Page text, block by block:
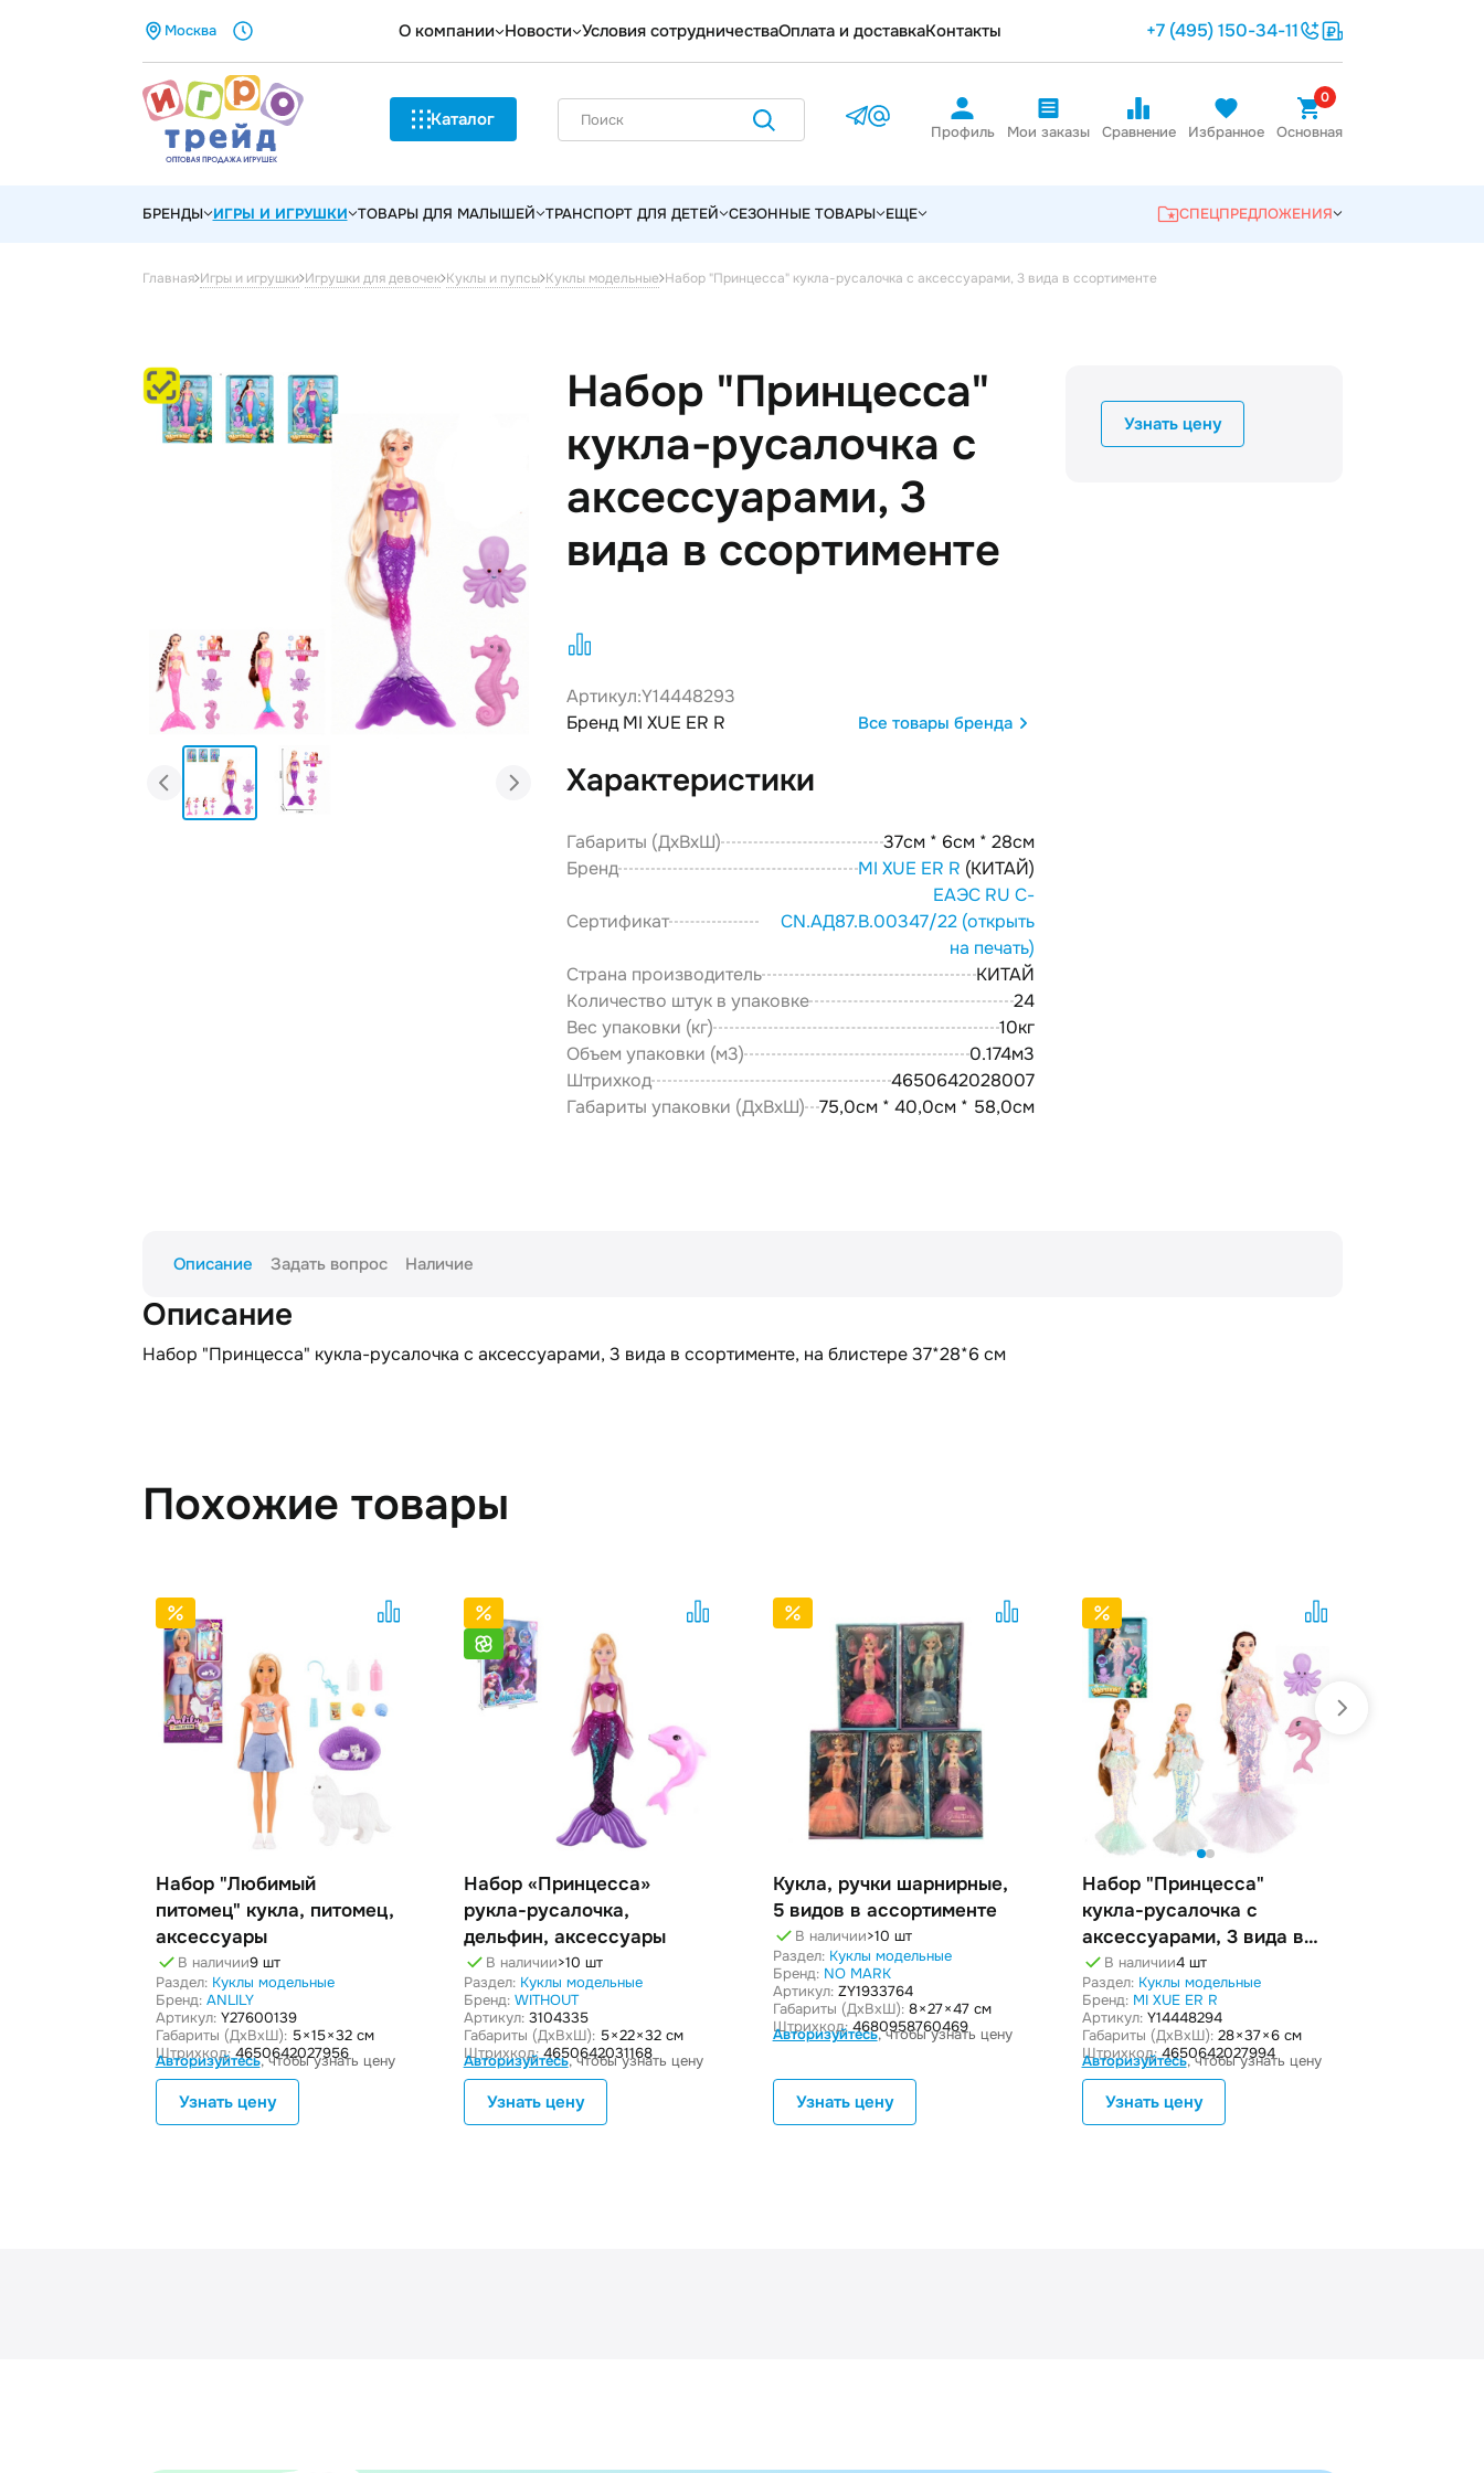
Москва О компании Новости Условия сотрудничестваОплата и доставкаКонтакты +7 (495) 150-34-11
Каталог
Профиль Мои заказы Сравнение Избранное
0
Основная
БРЕНДЫ ИГРЫ И ИГРУШКИ ТОВАРЫ ДЛЯ МАЛЫШЕЙ ТРАНСПОРТ ДЛЯ ДЕТЕЙ СЕЗОННЫЕ ТОВАРЫ ЕЩЕ СПЕЦПРЕДЛОЖЕНИЯ
Главная Игры и игрушки Игрушки для девочек Куклы и пупсы Куклы модельные Набор "Принцесса" кукла-русалочка с аксессуарами, 3 вида в ссортименте
Узнать цену
Набор "Принцесса"
кукла-русалочка с
аксессуарами, 3
вида в ссортименте
Артикул:Y14448293
Бренд MI XUE ER R
Все товары бренда
Характеристики
Габариты (ДxВxШ)
37см * 6см * 28см
Бренд
MI XUE ER R (КИТАЙ)
Сертификат
ЕАЭС RU С-
CN.АД87.В.00347/22 (открыть
на печать)
Страна производитель
КИТАЙ
Количество штук в упаковке
24
Вес упаковки (кг)
10кг
Объем упаковки (м3)
0.174м3
Штрихкод
4650642028007
Габариты упаковки (ДxВxШ)
75,0см * 40,0см * 58,0см
Описание Задать вопрос Наличие
Описание
Набор "Принцесса" кукла-русалочка с аксессуарами, 3 вида в ссортименте, на блистере 37*28*6 см
Похожие товары
Набор "Любимый
питомец" кукла, питомец,
аксессуары
В наличии9 шт
Раздел: Куклы модельные
Бренд: ANLILY
Артикул:Y27600139
Габариты (ДxВxШ):5 × 15 × 32 см
Штрихкод:4650642027956
Авторизуйтесь, чтобы узнать цену
Узнать цену
Набор «Принцесса»
рукла-русалочка,
дельфин, аксессуары
В наличии>10 шт
Раздел: Куклы модельные
Бренд: WITHOUT
Артикул: 3104335
Габариты (ДxВxШ): 5 × 22 × 32 см
Штрихкод: 4650642031168
Авторизуйтесь, чтобы узнать цену
Узнать цену
Кукла, ручки шарнирные,
5 видов в ассортименте
В наличии>10 шт
Раздел: Куклы модельные
Бренд: NO MARK
Артикул: ZY1933764
Габариты (ДxВxШ): 8 × 27 × 47 см
Штрихкод: 4680958760469
Авторизуйтесь, чтобы узнать цену
Узнать цену
Набор "Принцесса"
кукла-русалочка с
аксессуарами, 3 вида в
ассортименте
В наличии4 шт
Раздел: Куклы модельные
Бренд: MI XUE ER R
Артикул:Y14448294
Габариты (ДxВxШ):28 × 37 × 6 см
Штрихкод:4650642027994
Авторизуйтесь, чтобы узнать цену
Узнать цену